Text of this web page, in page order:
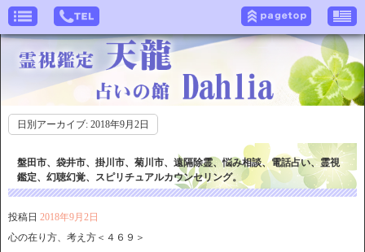
日別アーカイブ: 2018年9月2日
盤田市、袋井市、掛川市、菊川市、遠隔除霊、悩み相談、電話占い、霊視
鑑定、幻聴幻覚、スピリチュアルカウンセリング。
投稿日 2018年9月2日
心の在り方、考え方＜４６９＞